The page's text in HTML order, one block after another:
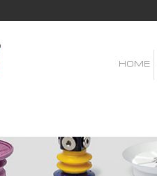
HOME